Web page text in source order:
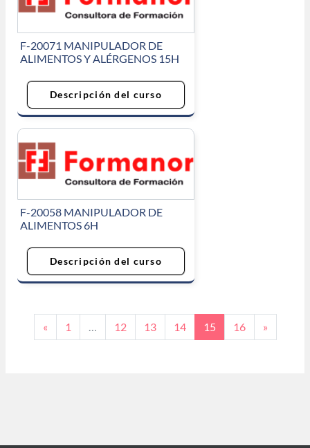
F-20071 MANIPULADOR DE
ALIMENTOS Y ALÉRGENOS 15H
Descripción del curso
F-20058 MANIPULADOR DE
ALIMENTOS 6H
Descripción del curso
«Página anterior
1 12Página 12
13Página 13
14Página 14
15Página 15
16Página 16
»